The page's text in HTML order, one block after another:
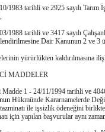
1983 tarihli ve 2925 sayılı
1988 tarihli ve 3417 sayılı
Dair Kanunun 2 ve 3
yürürlükten kaldırılmasına
MADDELER
Madde 1 - 24/11/1994 tarihli ve
Hükmünde Kararnamelerde
ile işsizlik ödeneğini
için yapılan başvurular aynı